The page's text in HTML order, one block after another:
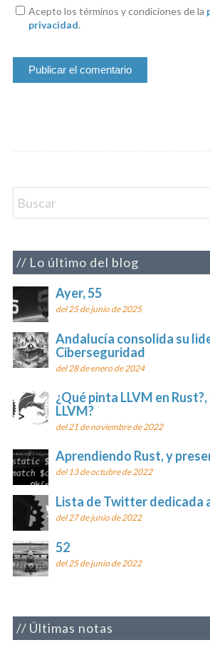
Acepto los términos y condiciones de la
privacidad.
Lo último del blog
Ayer, 55
del 25 de junio de 2025
Andalucía consolida su
Ciberseguridad
del 28 de enero de 2024
¿Qué pinta LLVM en Rust?,
LLVM?
del 21 de noviembre de 2022
Aprendiendo Rust, y
del 13 de octubre de 2022
Lista de Twitter dedicada
del 27 de junio de 2022
52
del 25 de junio de 2022
Últimas notas